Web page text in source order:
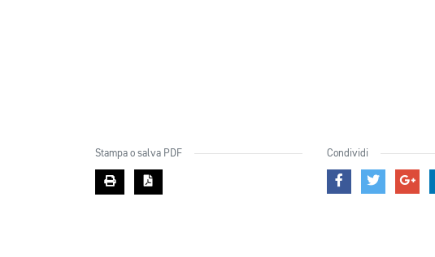
Stampa o salva PDF Condividi